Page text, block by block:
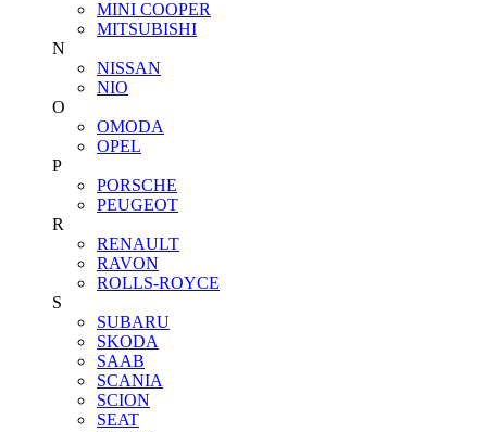
MINI COOPER
MITSUBISHI
N
NISSAN
NIO
O
OMODA
OPEL
P
PORSCHE
PEUGEOT
R
RENAULT
RAVON
ROLLS-ROYCE
S
SUBARU
SKODA
SAAB
SCANIA
SCION
SEAT